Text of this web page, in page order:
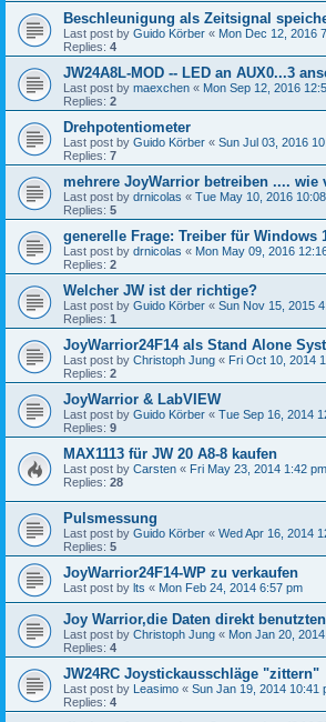
Beschleunigung als Zeitsignal
Last post by Guido Körber « Mon Dec 12, 2016
Replies: 4
JW24A8L-MOD -- LED an AUX0...3
Last post by maexchen « Mon Sep 12, 2016
Replies: 2
Drehpotentiometer
Last post by Guido Körber « Sun Jul 03, 2016
Replies: 7
mehrere JoyWarrior betreiben .... wie
Last post by drnicolas « Tue May 10, 2016
Replies: 5
generelle Frage: Treiber für Windows
Last post by drnicolas « Mon May 09, 2016
Replies: 2
Welcher JW ist der richtige?
Last post by Guido Körber « Sun Nov 15, 2015
Replies: 1
JoyWarrior24F14 als Stand Alone
Last post by Christoph Jung « Fri Oct 10, 2014
Replies: 2
JoyWarrior & LabVIEW
Last post by Guido Körber « Tue Sep 16, 2014
Replies: 9
MAX1113 für JW 20 A8-8 kaufen
Last post by Carsten « Fri May 23, 2014 1:42 pm
Replies: 28
Pulsmessung
Last post by Guido Körber « Wed Apr 16, 2014
Replies: 5
JoyWarrior24F14-WP zu verkaufen
Last post by lts « Mon Feb 24, 2014 6:57 pm
Joy Warrior,die Daten direkt
Last post by Christoph Jung « Mon Jan 20,
Replies: 4
JW24RC Joystickausschläge "zittern"
Last post by Leasimo « Sun Jan 19, 2014 10:41
Replies: 4